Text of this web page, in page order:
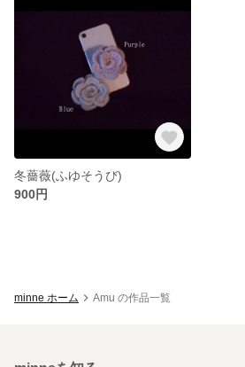
冬薔薇(ふゆそうび)
900円
minne ホーム Amu の作品一覧